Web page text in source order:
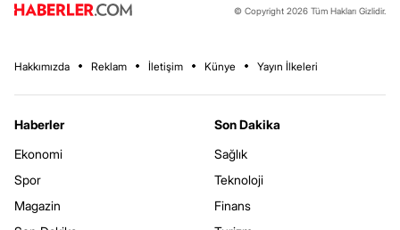
© Copyright 2026 Tüm Hakları Gizlidir.
Hakkımızda Reklam İletişim Künye Yayın İlkeleri
Haberler
Ekonomi
Spor
Magazin
Son Dakika
Sağlık
Teknoloji
Finans